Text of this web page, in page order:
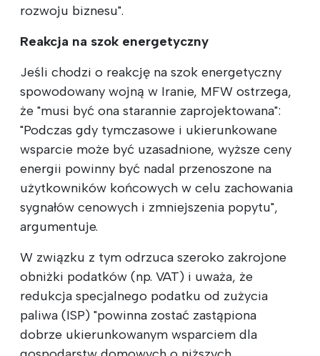
rozwoju biznesu".
Reakcja na szok energetyczny
Jeśli chodzi o reakcję na szok energetyczny
spowodowany wojną w Iranie, MFW ostrzega,
że "musi być ona starannie zaprojektowana":
"Podczas gdy tymczasowe i ukierunkowane
wsparcie może być uzasadnione, wyższe ceny
energii powinny być nadal przenoszone na
użytkowników końcowych w celu zachowania
sygnałów cenowych i zmniejszenia popytu",
argumentuje.
W związku z tym odrzuca szeroko zakrojone
obniżki podatków (np. VAT) i uważa, że
redukcja specjalnego podatku od zużycia
paliwa (ISP) "powinna zostać zastąpiona
dobrze ukierunkowanym wsparciem dla